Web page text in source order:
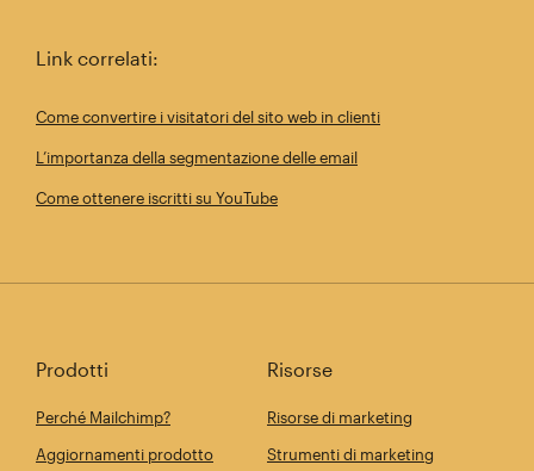
Link correlati:
Come convertire i visitatori del sito web in clienti
L’importanza della segmentazione delle email
Come ottenere iscritti su YouTube
Prodotti
Perché Mailchimp?
Aggiornamenti prodotto
Risorse
Risorse di marketing
Strumenti di marketing